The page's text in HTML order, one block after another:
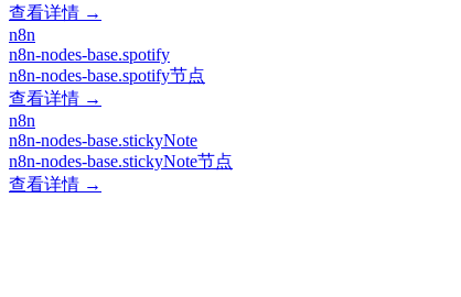
查看详情 →
n8n
n8n-nodes-base.spotify
n8n-nodes-base.spotify节点
查看详情 →
n8n
n8n-nodes-base.stickyNote
n8n-nodes-base.stickyNote节点
查看详情 →